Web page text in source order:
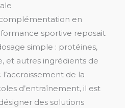
en
sportive reposait
simple : protéines,
et autres ingrédients de
de la
d’entraînement, il est
des solutions